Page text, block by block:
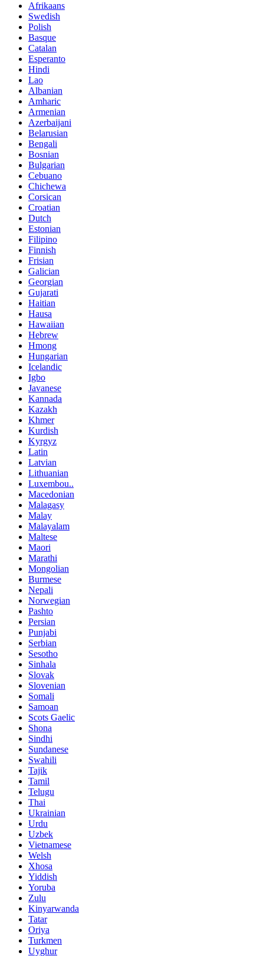
Afrikaans
Swedish
Polish
Basque
Catalan
Esperanto
Hindi
Lao
Albanian
Amharic
Armenian
Azerbaijani
Belarusian
Bengali
Bosnian
Bulgarian
Cebuano
Chichewa
Corsican
Croatian
Dutch
Estonian
Filipino
Finnish
Frisian
Galician
Georgian
Gujarati
Haitian
Hausa
Hawaiian
Hebrew
Hmong
Hungarian
Icelandic
Igbo
Javanese
Kannada
Kazakh
Khmer
Kurdish
Kyrgyz
Latin
Latvian
Lithuanian
Luxembou..
Macedonian
Malagasy
Malay
Malayalam
Maltese
Maori
Marathi
Mongolian
Burmese
Nepali
Norwegian
Pashto
Persian
Punjabi
Serbian
Sesotho
Sinhala
Slovak
Slovenian
Somali
Samoan
Scots Gaelic
Shona
Sindhi
Sundanese
Swahili
Tajik
Tamil
Telugu
Thai
Ukrainian
Urdu
Uzbek
Vietnamese
Welsh
Xhosa
Yiddish
Yoruba
Zulu
Kinyarwanda
Tatar
Oriya
Turkmen
Uyghur